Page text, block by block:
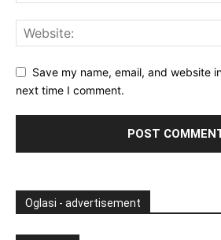
Save my name, email, and website
next time I comment.
Oglasi - advertisement